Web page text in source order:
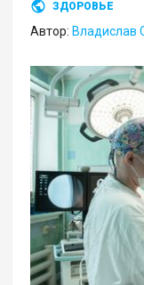
ЗДОРОВЬЕ
Автор: Владислав